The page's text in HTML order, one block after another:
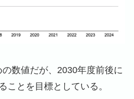
数値だが、2030年度前後に
ことを目標としている。